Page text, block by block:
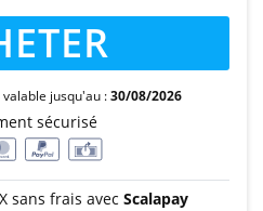
valable jusqu'au :30/08/2026
sécurisé
sans frais avec Scalapay